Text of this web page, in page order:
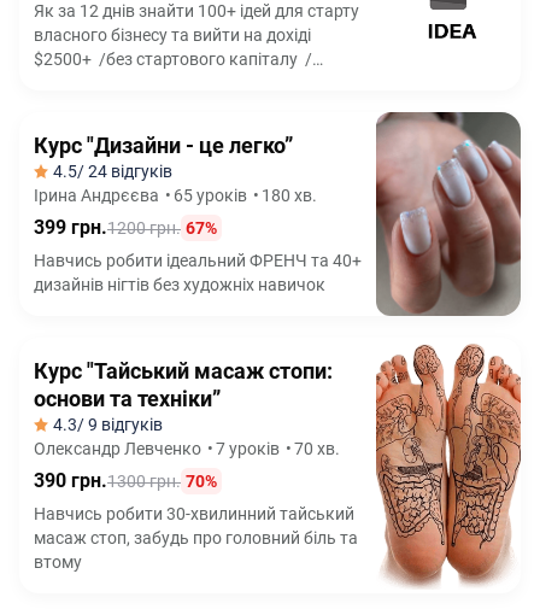
Як за 12 днів знайти 100+ ідей для старту
власного бізнесу та вийти на дохіді
$2500+ /без стартового капіталу /
Курс "Дизайни - це легко”
4.5/ 24 відгуків
Ірина Андрєєва • 65 уроків • 180 хв.
399 грн.1200 грн. 67%
Навчись робити ідеальний ФРЕНЧ та 40+
дизайнів нігтів без художніх навичок
Курс "Тайський масаж стопи:
основи та техніки”
4.3/ 9 відгуків
Олександр Левченко •7 уроків •70 хв.
390 грн.1300 грн. 70%
Навчись робити 30-хвилинний тайський
масаж стоп, забудь про головний біль та
втому